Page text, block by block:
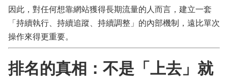
因此，對任何想靠網站獲得長期流量的人而言，建立一套
「持續執行、持續追蹤、持續調整」的內部機制，遠比單次
操作來得更重要。
排名的真相：不是「上去」就